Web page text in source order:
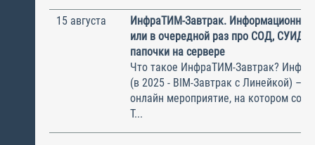
15 августа
ИнфраТИМ-Завтрак.
или в очередной раз про СОД, СУИД и
папочки на сервере
Что такое ИнфраТИМ-Завтрак?
(в 2025 - BIM-Завтрак с Линейкой) –
онлайн мероприятие, на котором
Т...